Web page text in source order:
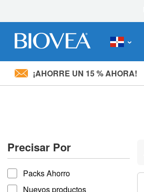
Nota:
accesibilidad.
Presione
Control-
F11
¡AHORRE UN 15 % AHORA!
Precisar Por
Precisar por
Packs Ahorro
Nuevos productos